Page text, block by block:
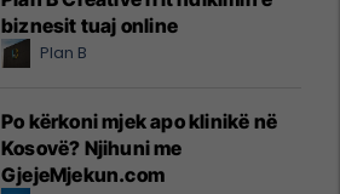
biznesit tuaj online
Plan B
Po kërkoni mjek apo klinikë në
Kosovë? Njihuni me
GjejeMjekun.com